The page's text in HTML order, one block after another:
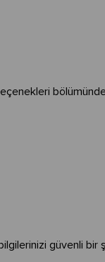
güvenli